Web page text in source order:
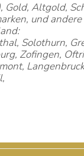
Gold, Altgold,
und
Solothurn,
Zofingen,